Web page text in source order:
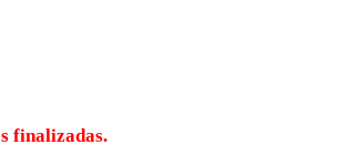
finalizadas.